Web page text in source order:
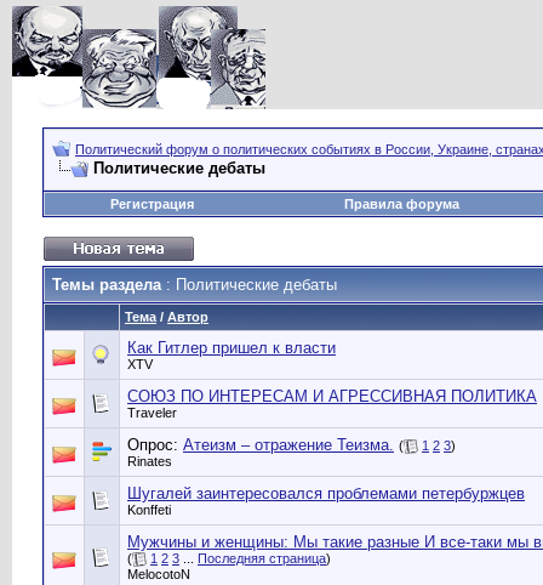
Политический форум о политических событиях в России, Украине,
Политические дебаты
Регистрация Правила форума
Темы раздела: Политические дебаты
Тема / Автор
Как Гитлер пришел к власти
XTV
СОЮЗ ПО ИНТЕРЕСАМ И АГРЕССИВНАЯ ПОЛИТИКА
Traveler
Опрос: Атеизм – отражение Теизма. ( 1 2 3)
Rinates
Шугалей заинтересовался проблемами петербуржцев
Konffeti
Мужчины и женщины: Мы такие разные И все-таки мы
( 1 2 3 Последняя страница)
MelocotoN